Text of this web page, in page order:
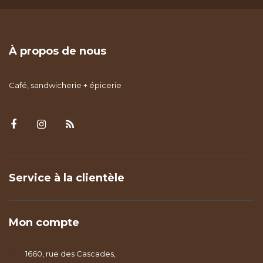
À propos de nous
Café, sandwicherie + épicerie
Service à la clientèle
Mon compte
1660, rue des Cascades,